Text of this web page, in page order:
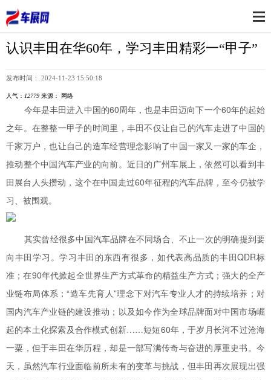
认识丰田在华60年，学习丰田精彩一“甲子”
发布时间： 2024-11-23 15:50:18
人气： 12779 来源： 网络
今年是丰田进入中国的60周年，也是丰田迈向下一个60年的起始
之年。在整整一甲子的时间里，丰田不仅让自己的汽车走进了中国的
千家万户，也让自己的造车经营理念影响了中国一家又一家的车企，
推动整个中国汽车产业的向前。近日的广州车展上，依然可以看到丰
田展台人头攒动，这个在中国走过60年征程的汽车品牌，至今仍被学
习、被围观。
其实曾经很多中国汽车品牌在不同场合、不止一次的明确提到要
向丰田学习。学习丰田的东西有很多，如代表高品质的丰田QDR标
准；在90年代掀起全世界生产方式革命的精益生产方式；强大的全产
业链布局体系；“造车先育人”理念下对汽车专业人才的持续培养；对
国内汽车产业链的建设推动；以及如今作为全球品牌面对中国市场崛
起的本土化探索及合作模式创新……短短60年，于岁月长河不过沧海
一粟，但于丰田在华历程，却是一部写满传奇与奋进的厚重史书。今
天，虽然汽车行业面临前所未有的变革与挑战，但丰田再次展现出强